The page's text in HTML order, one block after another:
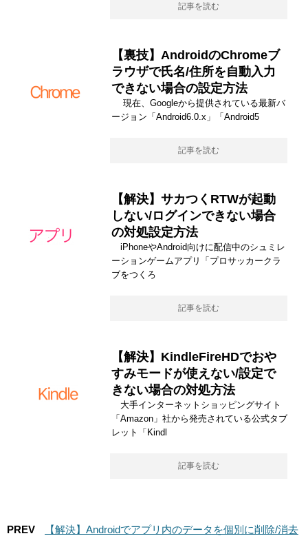
記事を読む
【裏技】AndroidのChromeブ
ラウザで氏名/住所を自動入力
できない場合の設定方法
現在、Googleから提供されている最新バ
ージョン「Android6.0.x」「Android5
記事を読む
【解決】サカつくRTWが起動
しない/ログインできない場合
の対処設定方法
iPhoneやAndroid向けに配信中のシュミレ
ーションゲームアプリ「プロサッカークラ
ブをつくろ
記事を読む
【解決】KindleFireHDでおや
すみモードが使えない/設定で
きない場合の対処方法
大手インターネットショッピングサイト
「Amazon」社から発売されている公式タブ
レット「Kindl
記事を読む
PREV
【解決】Androidでアプリ内のデータを個別に削除/消去